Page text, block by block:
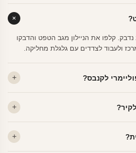
קלפו את הניילון מגב הטפט והדבקו
ולעבוד לצדדים עם גלגלת מחליקה.
לקנבס?
יוקרתי, מט.
וזכוכית.